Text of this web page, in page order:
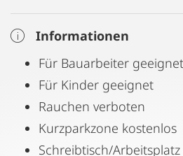
Informationen
Für Bauarbeiter geeignet
Für Kinder geeignet
Rauchen verboten
Kurzparkzone kostenlos
Schreibtisch/Arbeitsplatz